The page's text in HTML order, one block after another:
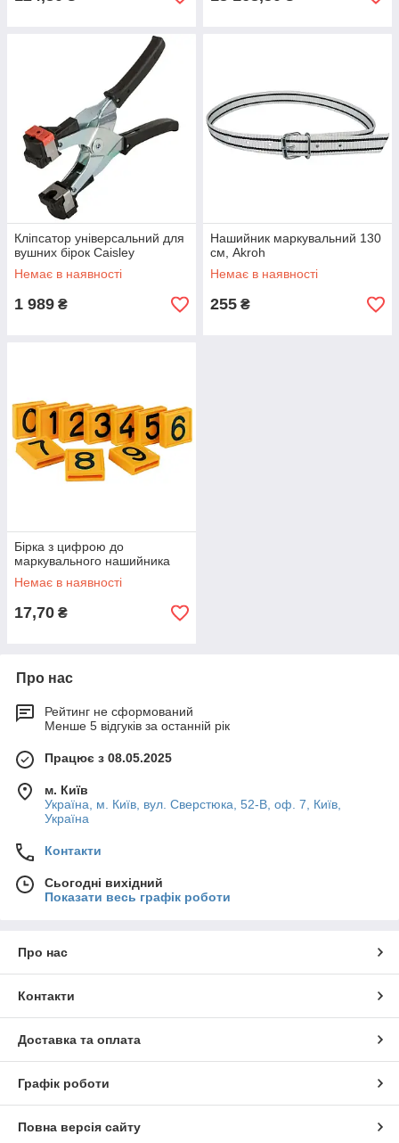
Кліпсатор універсальний для
вушних бірок Caisley
Немає в наявності
1 989 ₴
Нашийник маркувальний 130
см, Akroh
Немає в наявності
255 ₴
Бірка з цифрою до
маркувального нашийника
Немає в наявності
17,70 ₴
Про нас
Рейтинг не сформований
Менше 5 відгуків за останній рік
Працює з 08.05.2025
м. Київ
Україна, м. Київ, вул. Сверстюка, 52-В, оф. 7, Київ,
Україна
Контакти
Сьогодні вихідний
Показати весь графік роботи
Про нас
Контакти
Доставка та оплата
Графік роботи
Повна версія сайту